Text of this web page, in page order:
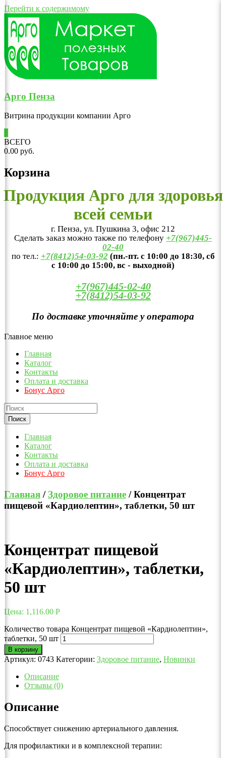
Перейти к содержимому
Арго Пенза
Витрина продукции компании Арго
ВСЕГО
0.00 руб.
Корзина
Продукция Арго для здоровья
всей семьи
г. Пенза, ул. Пушкина 3, офис 212
Сделать заказ можно также по телефону +7(967)445-
02-40
по тел.: +7(8412)54-03-92 (пн.-пт. с 10:00 до 18:30, сб
с 10:00 до 15:00, вс - выходной)
+7(967)445-02-40
+7(8412)54-03-92
По доставке уточняйте у оператора
Главное меню
Главная
Каталог
Контакты
Оплата и доставка
Бонус Арго
Главная
Каталог
Контакты
Оплата и доставка
Бонус Арго
Главная / Здоровое питание / Концентрат
пищевой «Кардиолептин», таблетки, 50 шт
Концентрат пищевой
«Кардиолептин», таблетки,
50 шт
Цена: 1,116.00 Р
Количество товара Концентрат пищевой «Кардиолептин»,
таблетки, 50 шт
В корзину
Артикул: 0743 Категории: Здоровое питание, Новинки
Описание
Отзывы (0)
Описание
Способствует снижению артериального давления.
Для профилактики и в комплексной терапии: